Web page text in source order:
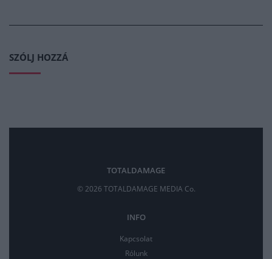
SZÓLJ HOZZÁ
TOTALDAMAGE
© 2026 TOTALDAMAGE MEDIA Co.
INFO
Kapcsolat
Rólunk